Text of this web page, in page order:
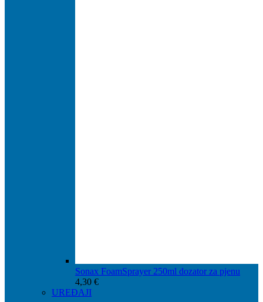
Sonax FoamSprayer 250ml dozator za pjenu
4,30 €
UREĐAJI